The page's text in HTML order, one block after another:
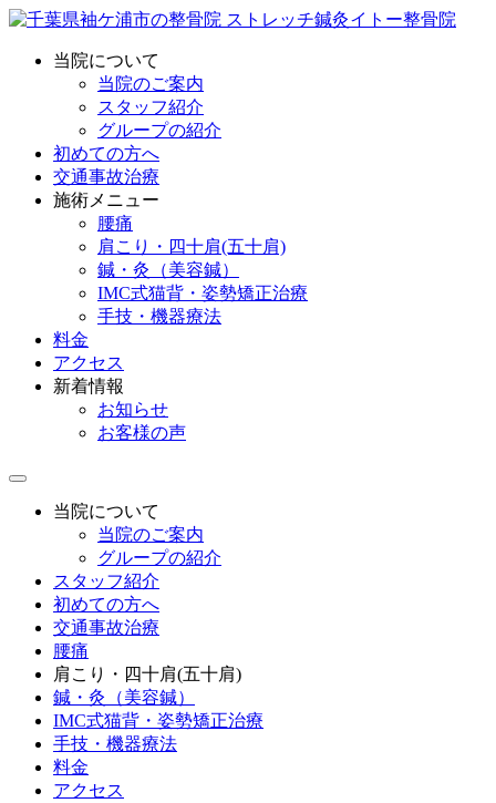
当院について
当院のご案内
スタッフ紹介
グループの紹介
初めての方へ
交通事故治療
施術メニュー
腰痛
肩こり・四十肩(五十肩)
鍼・灸（美容鍼）
IMC式猫背・姿勢矯正治療
手技・機器療法
料金
アクセス
新着情報
お知らせ
お客様の声
当院について
当院のご案内
グループの紹介
スタッフ紹介
初めての方へ
交通事故治療
腰痛
肩こり・四十肩(五十肩)
鍼・灸（美容鍼）
IMC式猫背・姿勢矯正治療
手技・機器療法
料金
アクセス